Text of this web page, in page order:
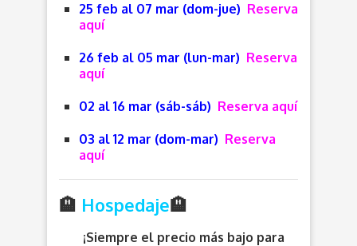
25 feb al 07 mar (dom-jue) Reserva
aquí
26 feb al 05 mar (lun-mar) Reserva
aquí
02 al 16 mar (sáb-sáb) Reserva aquí
03 al 12 mar (dom-mar) Reserva
aquí
🏨 Hospedaje🏨
¡Siempre el precio más bajo para